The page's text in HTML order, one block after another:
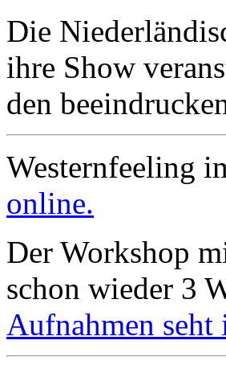
Die
ihre Show
den
Westernfeeling
online.
Der Workshop
schon wieder 3
Aufnahmen seht